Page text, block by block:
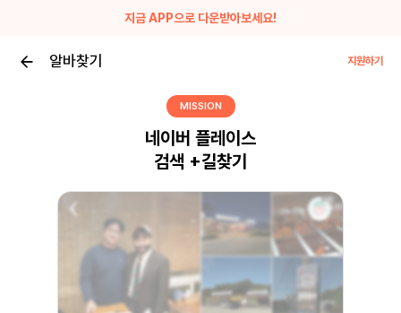
지금 APP으로 다운받아보세요!
알바찾기 지원하기
MISSION
네이버 플레이스
검색 +길찾기